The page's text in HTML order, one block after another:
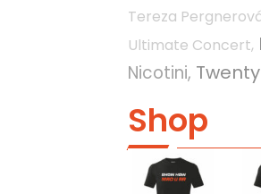
Tereza
Ultimate Concert,
Nicotini,
Shop